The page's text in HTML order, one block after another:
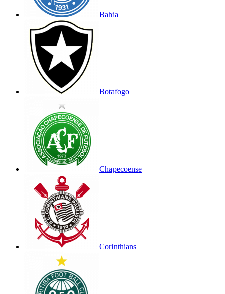
Bahia
Botafogo
Chapecoense
Corinthians